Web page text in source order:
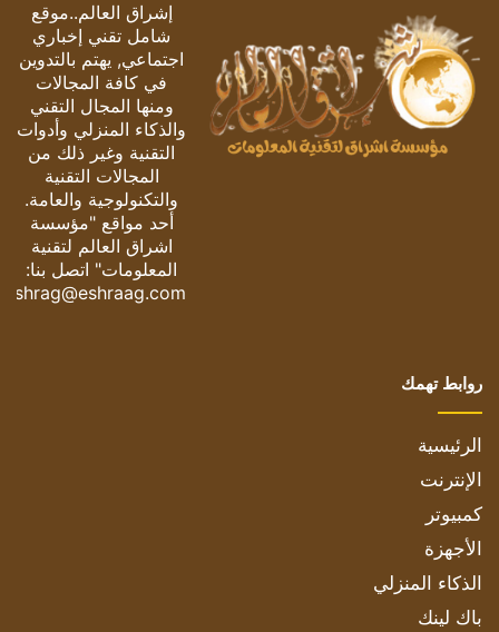
إشراق العالم..موقع
شامل تقني إخباري
اجتماعي, يهتم بالتدوين
في كافة المجالات
ومنها المجال التقني
والذكاء المنزلي وأدوات
التقنية وغير ذلك من
المجالات التقنية
والتكنولوجية والعامة.
أحد مواقع "مؤسسة
اشراق العالم لتقنية
المعلومات" اتصل بنا:
eshrag@eshraag.com
روابط تهمك
الرئيسية
الإنترنت
كمبيوتر
الأجهزة
الذكاء المنزلي
باك لينك